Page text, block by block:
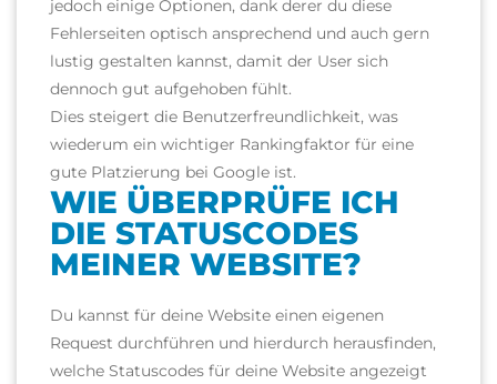
jedoch einige Optionen, dank derer du diese
Fehlerseiten optisch ansprechend und auch gern
lustig gestalten kannst, damit der User sich
dennoch gut aufgehoben fühlt.
Dies steigert die Benutzerfreundlichkeit, was
wiederum ein wichtiger Rankingfaktor für eine
gute Platzierung bei Google ist.
WIE ÜBERPRÜFE ICH
DIE STATUSCODES
MEINER WEBSITE?
Du kannst für deine Website einen eigenen
Request durchführen und hierdurch herausfinden,
welche Statuscodes für deine Website angezeigt